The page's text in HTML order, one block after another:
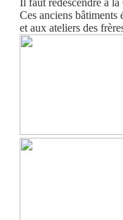
Il faut redescendre à
Ces anciens bâtiments
et aux ateliers des